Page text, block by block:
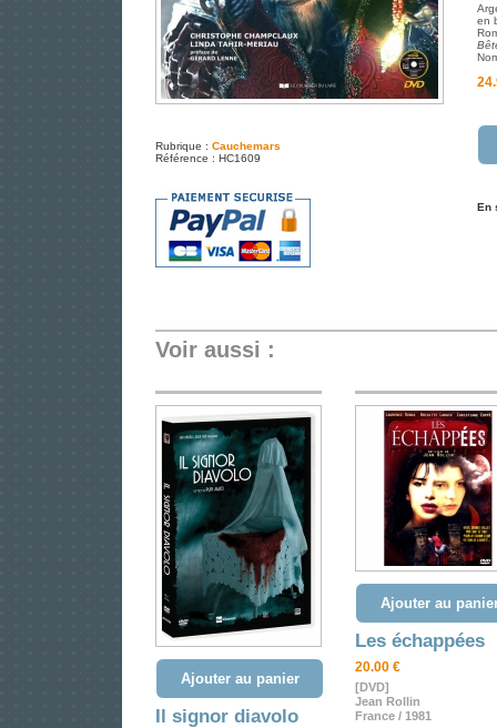
Rubrique : Cauchemars
Référence : HC1609
en
En
Voir aussi :
Ajouter au panier
Il signor diavolo
Ajouter au
Les échappées
20.00 €
[DVD]
Jean Rollin
France / 1981